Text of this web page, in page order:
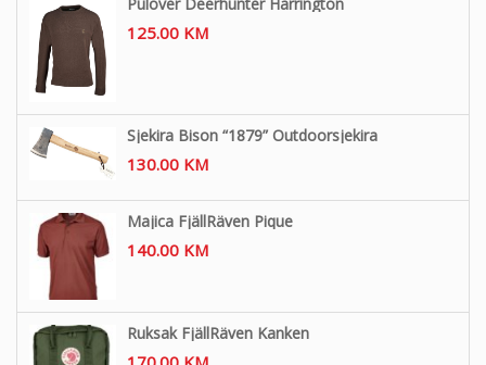
125.00 KM
Sjekira Bison “1879” Outdoorsjekira
130.00 KM
Majica FjällRäven Pique
140.00 KM
Ruksak FjällRäven Kanken